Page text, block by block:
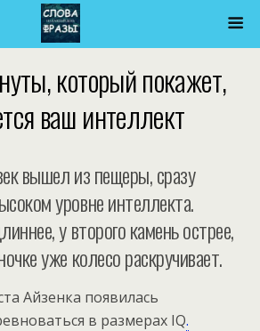
который покажет,
ваш интеллект
вышел из пещеры, сразу
уровне интеллекта.
у второго камень острее,
уже колесо раскручивает.
Айзенка появилась
в размерах IQ.